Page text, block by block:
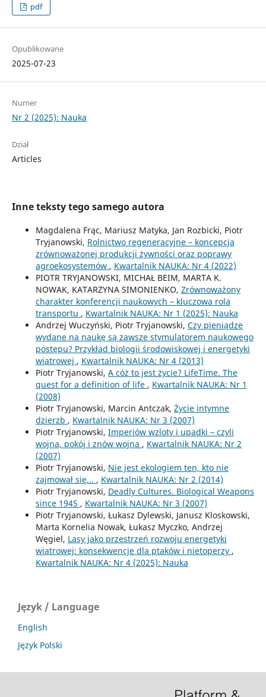
pdf
Opublikowane
2025-07-23
Numer
Nr 2 (2025): Nauka
Dział
Articles
Inne teksty tego samego autora
Magdalena Frąc, Mariusz Matyka, Jan Rozbicki, Piotr
Tryjanowski, Rolnictwo regeneracyjne – koncepcja
zrównoważonej produkcji żywności oraz poprawy
agroekosystemów , Kwartalnik NAUKA: Nr 4 (2022)
PIOTR TRYJANOWSKI, MICHAŁ BEIM, MARTA K.
NOWAK, KATARZYNA SIMONIENKO, Zrównoważony
charakter konferencji naukowych – kluczowa rola
transportu , Kwartalnik NAUKA: Nr 1 (2025): Nauka
Andrzej Wuczyński, Piotr Tryjanowski, Czy pieniądze
wydane na naukę są zawsze stymulatorem naukowego
postępu? Przykład biologii środowiskowej i energetyki
wiatrowej , Kwartalnik NAUKA: Nr 4 (2013)
Piotr Tryjanowski, A cóż to jest życie? LifeTime. The
quest for a definition of life , Kwartalnik NAUKA: Nr 1
(2008)
Piotr Tryjanowski, Marcin Antczak, Życie intymne
dzierzb , Kwartalnik NAUKA: Nr 3 (2007)
Piotr Tryjanowski, Imperiów wzloty i upadki – czyli
wojna, pokój i znów wojna , Kwartalnik NAUKA: Nr 2
(2007)
Piotr Tryjanowski, Nie jest ekologiem ten, kto nie
zajmował się... , Kwartalnik NAUKA: Nr 2 (2014)
Piotr Tryjanowski, Deadly Cultures. Biological Weapons
since 1945 , Kwartalnik NAUKA: Nr 3 (2007)
Piotr Tryjanowski, Łukasz Dylewski, Janusz Kloskowski,
Marta Kornelia Nowak, Łukasz Myczko, Andrzej
Węgiel, Lasy jako przestrzeń rozwoju energetyki
wiatrowej: konsekwencje dla ptaków i nietoperzy ,
Kwartalnik NAUKA: Nr 4 (2025): Nauka
Język / Language
English
Język Polski